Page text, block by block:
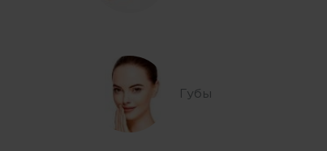
Губы